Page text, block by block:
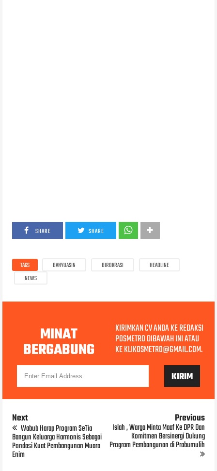
SHARE SHARE
TAGS BANYUASIN BIROKRASI
HEADLINE
NEWS
MINAT
BERGABUNG
KIRIMKAN CV ANDA KE REDAKSI
POSMETRO DIBAWAH INI ATAU
KE KLIKOSMETRO@GMAIL.COM.
Next
Wabub Harap Program SeTia
Bangun Keluarga Harmonis Sebagai
Pondasi Kuat Pembangunan Muara
Enim
Previous
Islah , Warga Minta Maaf Ke DPR Dan
Komitmen Bersinergi Dukung
Program Pembangunan di Prabumulih